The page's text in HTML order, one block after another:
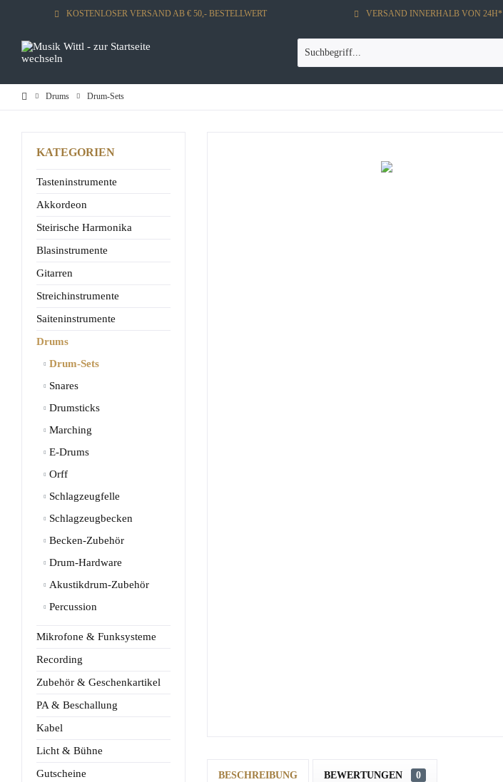
KOSTENLOSER VERSAND AB € 50,- BESTELLWERT VERSAND INNERHALB VON 24H*
Drums Drum-Sets
KATEGORIEN
Tasteninstrumente
Akkordeon
Steirische Harmonika
Blasinstrumente
Gitarren
Streichinstrumente
Saiteninstrumente
Drums
Drum-Sets
Snares
Drumsticks
Marching
E-Drums
Orff
Schlagzeugfelle
Schlagzeugbecken
Becken-Zubehör
Drum-Hardware
Akustikdrum-Zubehör
Percussion
Mikrofone & Funksysteme
Recording
Zubehör & Geschenkartikel
PA & Beschallung
Kabel
Licht & Bühne
Gutscheine
BESCHREIBUNG BEWERTUNGEN 0